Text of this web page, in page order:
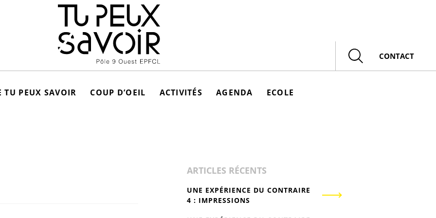
Rechercher
CONTACT
TU PEUX SAVOIR COUP D’OEIL ACTIVITÉS AGENDA ECOLE
ARTICLES RÉCENTS
UNE EXPÉRIENCE DU CONTRAIRE
4 : IMPRESSIONS